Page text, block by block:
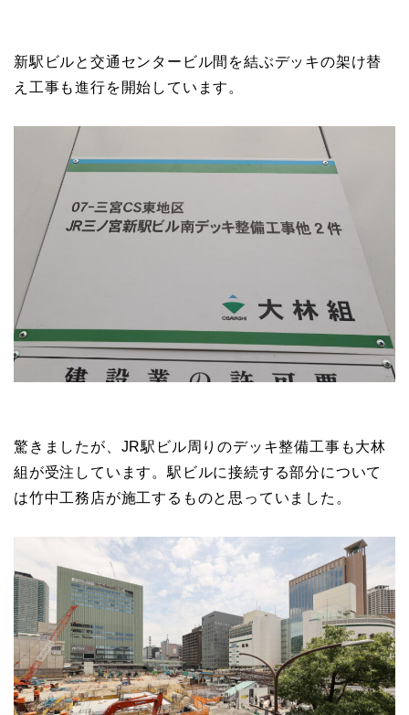
新駅ビルと交通センタービル間を結ぶデッキの架け替
え工事も進行を開始しています。
驚きましたが、JR駅ビル周りのデッキ整備工事も大林
組が受注しています。駅ビルに接続する部分について
は竹中工務店が施工するものと思っていました。